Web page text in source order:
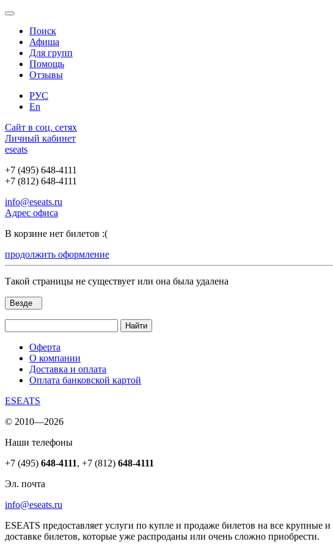
Поиск
Афиша
Для групп
Помощь
Отзывы
РУС
En
Сайт в соц. сетях
Личный кабинет
eseats
+7 (495) 648-4111
+7 (812) 648-4111
info@eseats.ru
Адрес офиса
В корзине нет билетов :(
продолжить оформление
Такой страницы не существует или она была удалена
Везде
Найти
Оферта
О компании
Доставка и оплата
Оплата банковской картой
ESEATS
© 2010—2026
Наши телефоны
+7 (495) 648-4111, +7 (812) 648-4111
Эл. почта
info@eseats.ru
ESEATS предоставляет услуги по купле и продаже билетов на все
доставке билетов, которые уже распроданы или очень сложно приобрести.